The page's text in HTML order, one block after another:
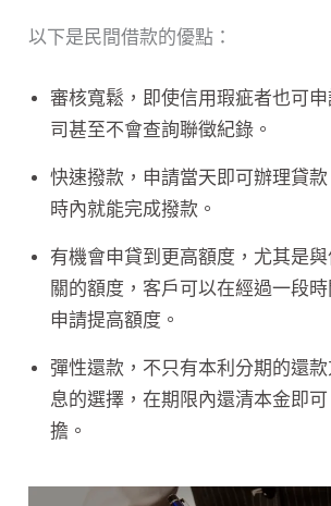
以下是民間借款的優點：
審核寬鬆，即使信用瑕疵者也可
司甚至不會查詢聯徵紀錄。
快速撥款，申請當天即可辦理貸
時內就能完成撥款。
有機會申貸到更高額度，尤其是
關的額度，客戶可以在經過一段
申請提高額度。
彈性還款，不只有本利分期的還
息的選擇，在期限內還清本金即
擔。